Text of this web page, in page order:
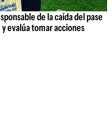
de la caída del pase
evalúa tomar acciones